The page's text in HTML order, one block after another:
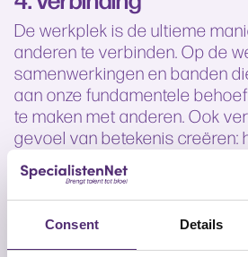
Consent Details
De werkplek is de ultieme
anderen te verbinden. Op de
samenwerkingen en banden
aan onze fundamentele
te maken met anderen. Ook
gevoel van betekenis creëren:
gezamenlijk behaalde
maakt dat je er niet alleen voor
Impact als medewerker
Wanneer jouw stem als
wordt, kun je meer betekenis